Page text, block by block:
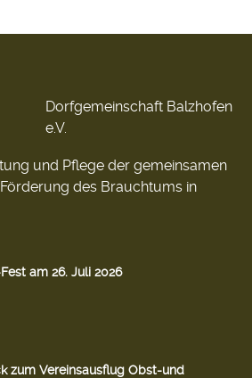
Dorfgemeinschaft Balzhofen
e.V.
und Pflege der gemeinsamen
des Brauchtums in
am 26. Juli 2026
zum Vereinsausflug Obst-und